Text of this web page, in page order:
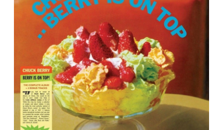
Макс
ВКонтакте
Одноклассники